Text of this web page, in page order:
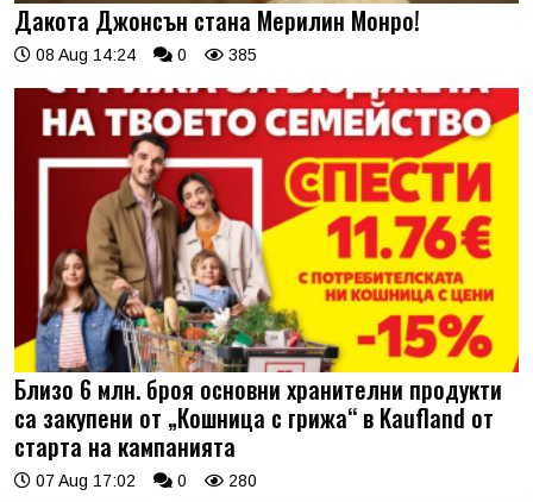
Дакота Джонсън стана Мерилин Монро!
08 Aug 14:24 0 385
Близо 6 млн. броя основни хранителни продукти
са закупени от „Кошница с грижа“ в Kaufland от
старта на кампанията
07 Aug 17:02 0 280